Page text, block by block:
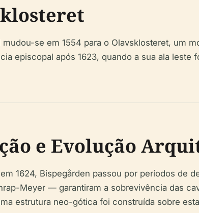
se em 1554 para o Olavsklosteret, um
episcopal após 1623, quando a sua ala leste
e Evolução
1624, Bispegården passou por períodos de
Meyer — garantiram a sobrevivência das
estrutura neo-gótica foi construída sobre